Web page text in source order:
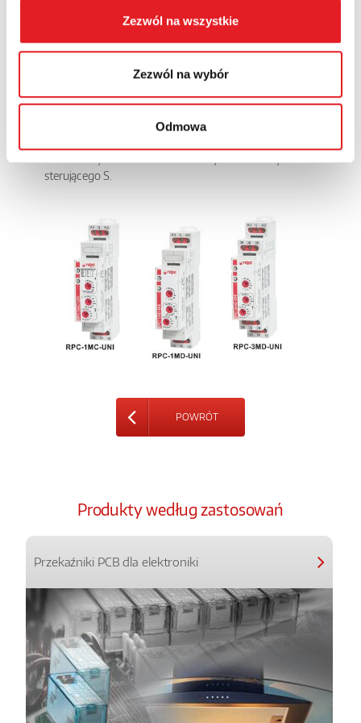
Zezwól na wszystkie
Zezwól na wybór
Odmowa
R - Opóźnione wyłączenie sterowane zestykiem S.
Ws - Jednokrotne załączenie na nastawiony czas, wyzwalane
zamknięciem zestyku sterującego S.
zestyku sterującego S.
Esa - Opóźnione załączenie i wyłączenie sterowane zestykiem
sterującego S.
POWRÓT
Produkty według zastosowań
Przekaźniki PCB dla elektroniki